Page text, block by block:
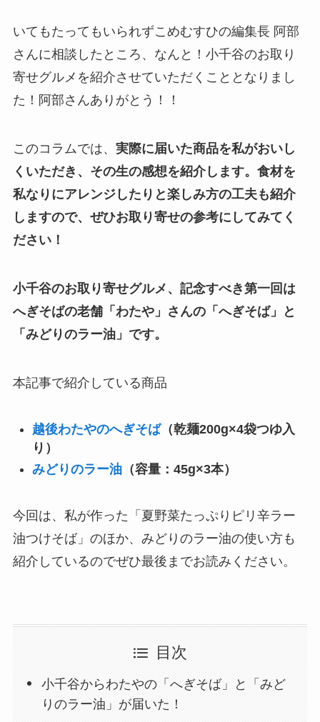
いてもたってもいられずこめむすひの編集長 阿部
さんに相談したところ、なんと！小千谷のお取り
寄せグルメを紹介させていただくこととなりまし
た！阿部さんありがとう！！
このコラムでは、 実際に届いた商品を私がおいし
くいただき、その生の感想を紹介します。食材を
私なりにアレンジしたりと楽しみ方の工夫も紹介
しますので、ぜひお取り寄せの参考にしてみてく
ださい！
小千谷のお取り寄せグルメ、記念すべき第一回は
へぎそばの老舗「わたや」さんの「へぎそば」と
「みどりのラー油」です。
本記事で紹介している商品
越後わたやのへぎそば（乾麺200g×4袋つゆ入
り）
みどりのラー油（容量：45g×3本）
今回は、私が作った「夏野菜たっぷりピリ辛ラー
油つけそば」のほか、みどりのラー油の使い方も
紹介しているのでぜひ最後までお読みください。
目次
小千谷からわたやの「へぎそば」と「みど
りのラー油」が届いた！